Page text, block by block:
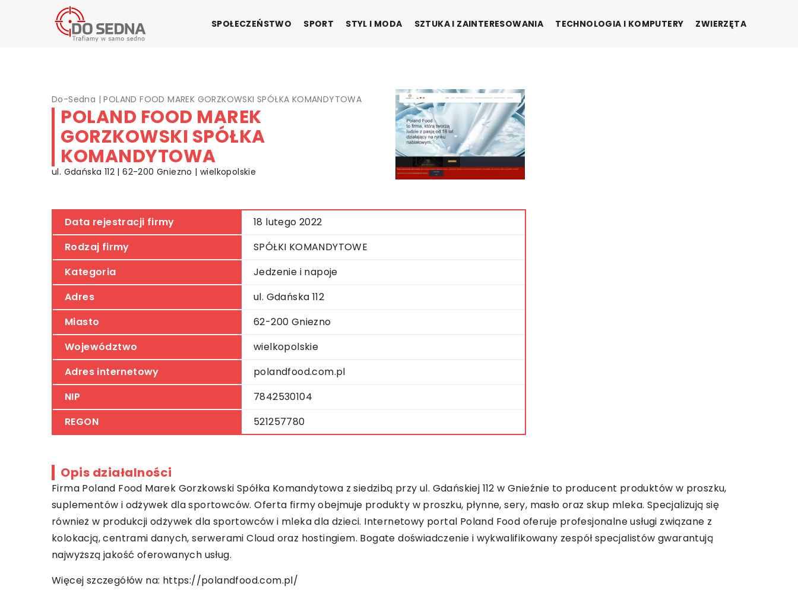
SPOŁECZEŃSTWO SPORT STYL I MODA SZTUKA I ZAINTERESOWANIA TECHNOLOGIA I KOMPUTERY ZWIERZĘTA
Do-Sedna |POLAND FOOD MAREK GORZKOWSKI SPÓŁKA KOMANDYTOWA
POLAND FOOD MAREK
GORZKOWSKI SPÓŁKA
KOMANDYTOWA
ul. Gdańska 112 | 62-200 Gniezno | wielkopolskie
Data rejestracji firmy
18 lutego 2022
Rodzaj firmy
SPÓŁKI KOMANDYTOWE
Kategoria
Jedzenie i napoje
Adres
ul. Gdańska 112
Miasto
62-200 Gniezno
Województwo
wielkopolskie
Adres internetowy
polandfood.com.pl
NIP
7842530104
REGON
521257780
Opis działalności
Firma Poland Food Marek Gorzkowski Spółka Komandytowa z siedzibą przy ul. Gdańskiej 112 w Gnieźnie to producent produktów w proszku,
suplementów i odżywek dla sportowców. Oferta firmy obejmuje produkty w proszku, płynne, sery, masło oraz skup mleka. Specjalizują się
również w produkcji odżywek dla sportowców i mleka dla dzieci. Internetowy portal Poland Food oferuje profesjonalne usługi związane z
kolokacją, centrami danych, serwerami Cloud oraz hostingiem. Bogate doświadczenie i wykwalifikowany zespół specjalistów gwarantują
najwyższą jakość oferowanych usług.
Więcej szczegółów na: https://polandfood.com.pl/